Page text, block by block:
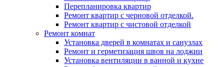
Перепланировка квартир
Ремонт квартир с черновой отделкой.
Ремонт квартир с чистовой отделкой
Ремонт комнат
Установка дверей в комнатах и санузлах
Ремонт и герметизация швов на лоджии
Установка вентиляции в ванной и кухне